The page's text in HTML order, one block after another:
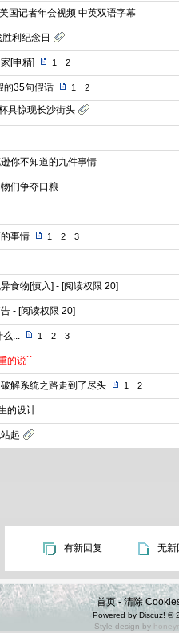
国记者年会视频 中英双语字幕
利纪念日
[申精] 1 2
的35句假话 1 2
具惊现长沙街头
你不知道的九件事情
们争夺口粮
事情 1 2 3
食物[慎入] - [阅读权限 20]
- [阅读权限 20]
么... 1 2 3
的说``
解系统之路走到了尽头 1 2
的设计
起
有新回复 无新
首页-清除
Powered by Discuz! ©
Style design by